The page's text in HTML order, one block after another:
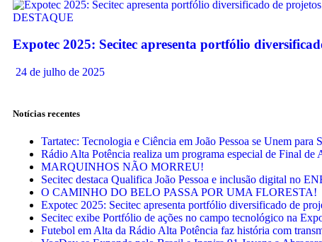
DESTAQUE
Expotec 2025: Secitec apresenta portfólio
24 de julho de 2025
Notícias recentes
Tartatec: Tecnologia e Ciência em João Pessoa se Unem
Rádio Alta Potência realiza um programa especial de Final de
MARQUINHOS NÃO MORREU!
Secitec destaca Qualifica João Pessoa e inclusão digital no
O CAMINHO DO BELO PASSA POR UMA FLORESTA!
Expotec 2025: Secitec apresenta portfólio diversificado de
Secitec exibe Portfólio de ações no campo tecnológico na
Futebol em Alta da Rádio Alta Potência faz história com